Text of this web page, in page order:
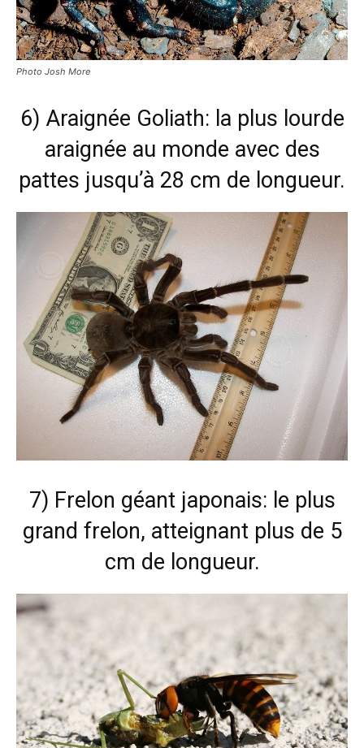
Photo Josh More
6) Araignée Goliath: la plus lourde
araignée au monde avec des
pattes jusqu’à 28 cm de longueur.
7) Frelon géant japonais: le plus
grand frelon, atteignant plus de 5
cm de longueur.